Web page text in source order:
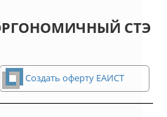
СТЭ
Создать оферту ЕАИСТ